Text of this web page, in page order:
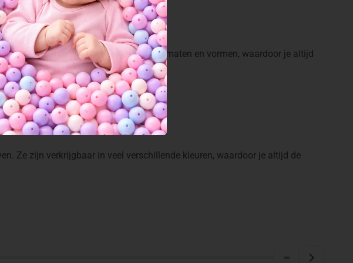
zijn verkrijgbaar in verschillende maten en vormen, waardoor je altijd
Ze zijn verkrijgbaar in veel verschillende kleuren, waardoor je altijd de